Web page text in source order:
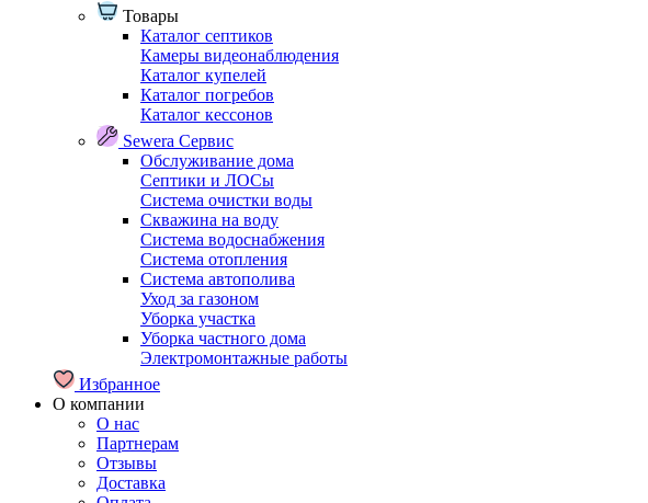
Товары
Каталог септиков
Камеры видеонаблюдения
Каталог купелей
Каталог погребов
Каталог кессонов
Sewera Сервис
Обслуживание дома
Септики и ЛОСы
Система очистки воды
Скважина на воду
Система водоснабжения
Система отопления
Система автополива
Уход за газоном
Уборка участка
Уборка частного дома
Электромонтажные работы
Избранное
О компании
О нас
Партнерам
Отзывы
Доставка